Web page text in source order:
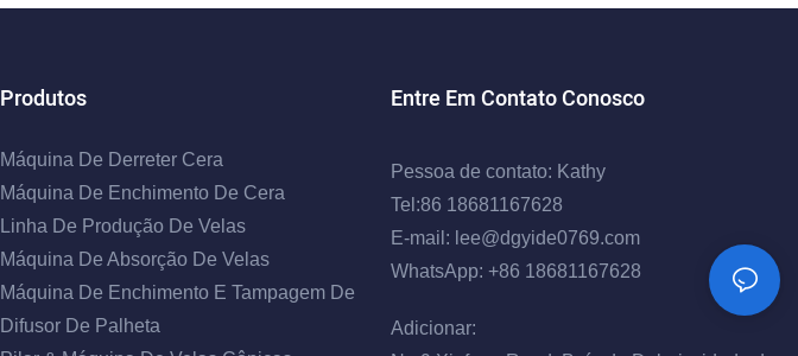
Produtos
Máquina De Derreter Cera
Máquina De Enchimento De Cera
Linha De Produção De Velas
Máquina De Absorção De Velas
Máquina De Enchimento E Tampagem De
Difusor De Palheta
Entre Em Contato Conosco
Pessoa de contato: Kathy
Tel:86 18681167628
E-mail: lee@dgyide0769.com
WhatsApp: +86 18681167628
Adicionar: